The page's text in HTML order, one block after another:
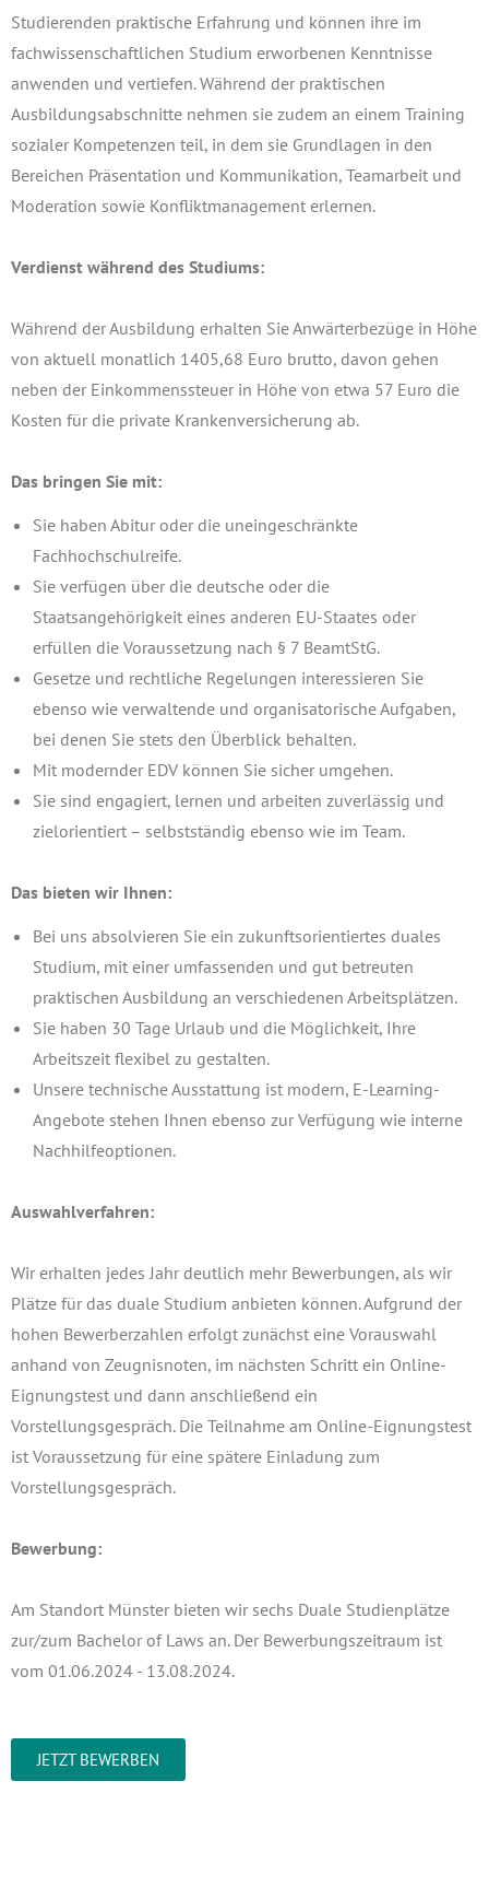
Studierenden praktische Erfahrung und können ihre im
fachwissenschaftlichen Studium erworbenen Kenntnisse
anwenden und vertiefen. Während der praktischen
Ausbildungsabschnitte nehmen sie zudem an einem Training
sozialer Kompetenzen teil, in dem sie Grundlagen in den
Bereichen Präsentation und Kommunikation, Teamarbeit und
Moderation sowie Konfliktmanagement erlernen.
Verdienst während des Studiums:
Während der Ausbildung erhalten Sie Anwärterbezüge in Höhe
von aktuell monatlich 1405,68 Euro brutto, davon gehen
neben der Einkommenssteuer in Höhe von etwa 57 Euro die
Kosten für die private Krankenversicherung ab.
Das bringen Sie mit:
Sie haben Abitur oder die uneingeschränkte
Fachhochschulreife.
Sie verfügen über die deutsche oder die
Staatsangehörigkeit eines anderen EU-Staates oder
erfüllen die Voraussetzung nach § 7 BeamtStG.
Gesetze und rechtliche Regelungen interessieren Sie
ebenso wie verwaltende und organisatorische Aufgaben,
bei denen Sie stets den Überblick behalten.
Mit modernder EDV können Sie sicher umgehen.
Sie sind engagiert, lernen und arbeiten zuverlässig und
zielorientiert – selbstständig ebenso wie im Team.
Das bieten wir Ihnen:
Bei uns absolvieren Sie ein zukunftsorientiertes duales
Studium, mit einer umfassenden und gut betreuten
praktischen Ausbildung an verschiedenen Arbeitsplätzen.
Sie haben 30 Tage Urlaub und die Möglichkeit, Ihre
Arbeitszeit flexibel zu gestalten.
Unsere technische Ausstattung ist modern, E-Learning-
Angebote stehen Ihnen ebenso zur Verfügung wie interne
Nachhilfeoptionen.
Auswahlverfahren:
Wir erhalten jedes Jahr deutlich mehr Bewerbungen, als wir
Plätze für das duale Studium anbieten können. Aufgrund der
hohen Bewerberzahlen erfolgt zunächst eine Vorauswahl
anhand von Zeugnisnoten, im nächsten Schritt ein Online-
Eignungstest und dann anschließend ein
Vorstellungsgespräch. Die Teilnahme am Online-Eignungstest
ist Voraussetzung für eine spätere Einladung zum
Vorstellungsgespräch.
Bewerbung:
Am Standort Münster bieten wir sechs Duale Studienplätze
zur/zum Bachelor of Laws an. Der Bewerbungszeitraum ist
vom 01.06.2024 - 13.08.2024.
JETZT BEWERBEN